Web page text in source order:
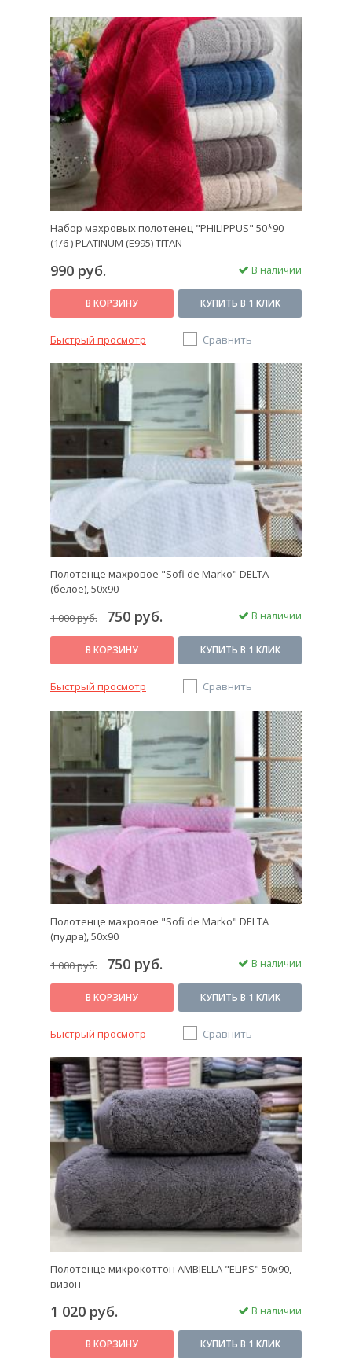
Набор махровых полотенец "PHILIPPUS" 50*90
(1/6 ) PLATINUM (E995) TITAN
990 руб. В наличии
В КОРЗИНУ КУПИТЬ В 1 КЛИК
Быстрый просмотр Сравнить
Полотенце махровое "Sofi de Marko" DELTA
(белое), 50х90
1 000 руб. 750 руб. В наличии
В КОРЗИНУ КУПИТЬ В 1 КЛИК
Быстрый просмотр Сравнить
Полотенце махровое "Sofi de Marko" DELTA
(пудра), 50х90
1 000 руб. 750 руб. В наличии
В КОРЗИНУ КУПИТЬ В 1 КЛИК
Быстрый просмотр Сравнить
Полотенце микрокоттон AMBIELLA "ELIPS" 50x90,
визон
1 020 руб. В наличии
В КОРЗИНУ КУПИТЬ В 1 КЛИК